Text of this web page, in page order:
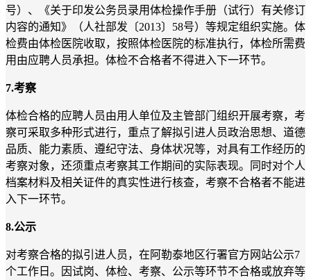
号）、《关于印发公务员录用体检操作手册（试行）有关修订
内容的通知》（人社部发〔2013〕 58号）等规定组织实施。体
检费由体检医院收取，按照体检医院的标准执行，体检所需费
用由应聘人员承担。体检不合格者不得进入下一环节。
7.考察
体检合格的应聘人员由用人单位及主管部门组织开展考察，考
察可采取多种形式进行，重点了解拟引进人员政治思想、道德
品质、能力素质、遵纪守法、身体状况等， 对具有工作经历的
考察对象，还须重点考察其工作期间的实际表现。
同时对个人
档案材料及相关证件的真实性进行核查，考察不合格者不能进
入下一环节。
8.公示
对考察合格的拟引进人员，在阿勒泰地区行署官方网站公示7
个工作日。因试岗、体检、考察、公示等环节不合格或放弃等